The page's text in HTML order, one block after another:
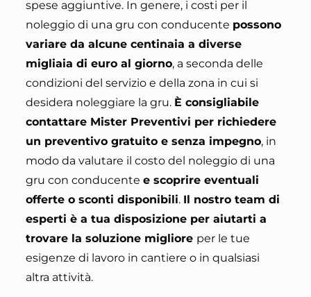
spese aggiuntive. In genere, i costi per il
noleggio di una gru con conducente possono
variare da alcune centinaia a diverse
migliaia di euro al giorno, a seconda delle
condizioni del servizio e della zona in cui si
desidera noleggiare la gru. È consigliabile
contattare Mister Preventivi per richiedere
un preventivo gratuito e senza impegno, in
modo da valutare il costo del noleggio di una
gru con conducente e scoprire eventuali
offerte o sconti disponibili. Il nostro team di
esperti è a tua disposizione per aiutarti a
trovare la soluzione migliore per le tue
esigenze di lavoro in cantiere o in qualsiasi
altra attività.